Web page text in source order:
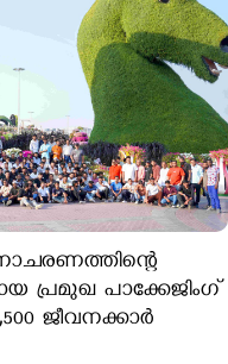
പ്രമുഖ പാക്കേജിംഗ്
ജീവനക്കാർ